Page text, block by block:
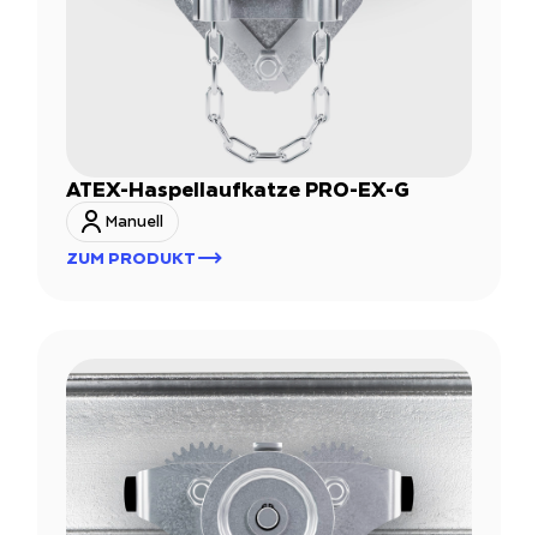
ATEX-Haspellaufkatze PRO-EX-G
Manuell
ZUM PRODUKT